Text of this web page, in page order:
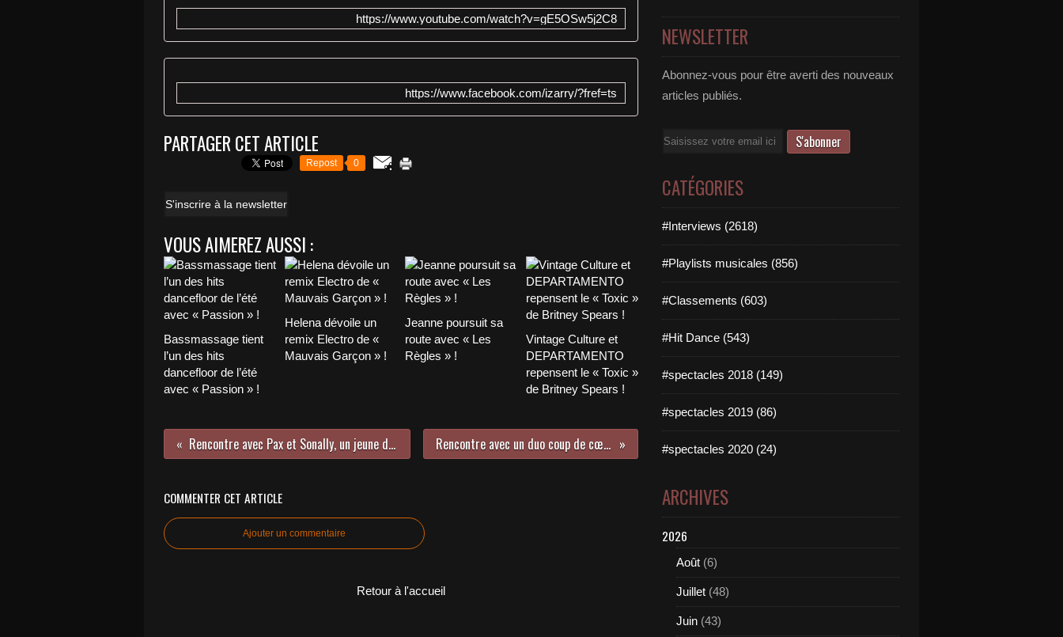
https://www.youtube.com/watch?v=gE5OSw5j2C8
https://www.facebook.com/izarry/?fref=ts
PARTAGER CET ARTICLE
Repost 0
S'inscrire à la newsletter
VOUS AIMEREZ AUSSI :
Bassmassage tient
l’un des hits
dancefloor de l’été
avec « Passion » !
Helena dévoile un
remix Electro de «
Mauvais Garçon » !
Jeanne poursuit sa
route avec « Les
Règles » !
Vintage Culture et
DEPARTAMENTO
repensent le « Toxic »
de Britney Spears !
Rencontre avec Pax et Sonally, un jeune duo à suivre de près ! Rencontre avec un duo coup de cœur : Heat Parade !
COMMENTER CET ARTICLE
Ajouter un commentaire
Retour à l'accueil
NEWSLETTER
Abonnez-vous pour être averti des nouveaux
articles publiés.
Email
CATÉGORIES
#Interviews (2618)
#Playlists musicales (856)
#Classements (603)
#Hit Dance (543)
#spectacles 2018 (149)
#spectacles 2019 (86)
#spectacles 2020 (24)
ARCHIVES
2026
Août (6)
Juillet (48)
Juin (43)